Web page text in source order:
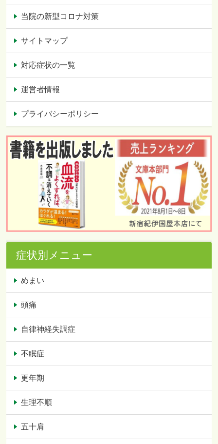
当院の新型コロナ対策
サイトマップ
対応症状の一覧
運営者情報
プライバシーポリシー
症状別メニュー
めまい
頭痛
自律神経失調症
不眠症
更年期
生理不順
五十肩